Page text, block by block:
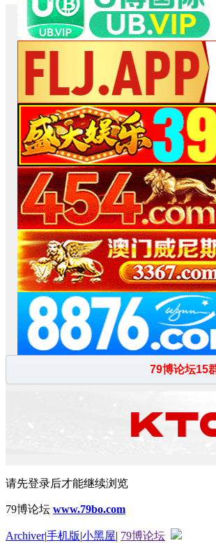
请先登录后才能继续浏览
79博论坛 www.79bo.com
Archiver|手机版|小黑屋| 79博论坛